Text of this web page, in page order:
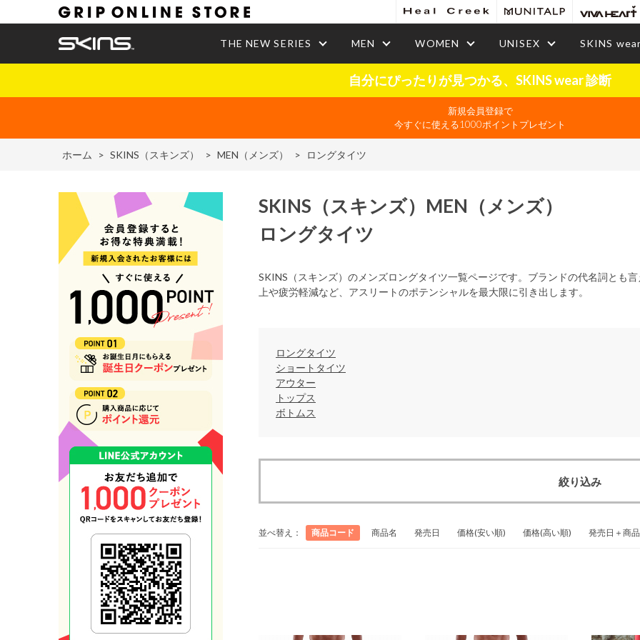
THE NEW SERIES MEN WOMEN UNISEX SKINS
自分にぴったりが見つかる、SKINS wear 診断
新規会員登録で
今すぐに使える1000ポイントプレゼント
ホーム > SKINS（スキンズ） > MEN（メンズ） > ロングタイツ
ロングタイツ
SKINS （スキンズ） MEN （メンズ）
SKINS（スキンズ）のメンズロングタイツ一覧ページです。ブランドの代名詞とも
上や疲労軽減など、アスリートのポテンシャルを最大限に引き出します。
ロングタイツ
ショートタイツ
アウター
トップス
ボトムス
絞り込み
並べ替え： 商品コード 商品名 発売日 価格(安い順) 価格(高い順) 発売日＋商